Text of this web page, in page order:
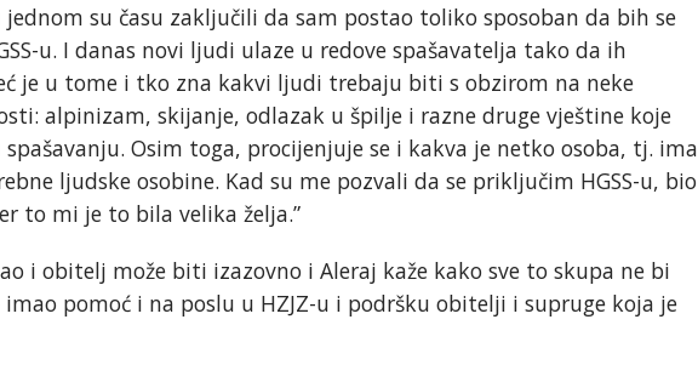
jednom su času zaključili da sam postao toliko sposoban da bih se
u. I danas novi ljudi ulaze u redove spašavatelja tako da ih
je u tome i tko zna kakvi ljudi trebaju biti s obzirom na neke
alpinizam, skijanje, odlazak u špilje i razne druge vještine koje
Osim toga, procijenjuje se i kakva je netko osoba, tj. ima
ljudske osobine. Kad su me pozvali da se priključim HGSS-u, bio
to mi je to bila velika želja.”
i obitelj može biti izazovno i Aleraj kaže kako sve to skupa ne bi
pomoć i na poslu u HZJZ-u i podršku obitelji i supruge koja je